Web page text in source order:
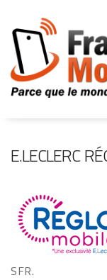
E.LECLERC
SFR.